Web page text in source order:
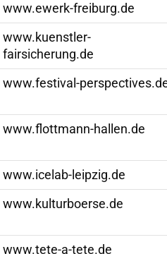
www.ewerk-freiburg.de
www.kuenstler-
fairsicherung.de
www.festival-
www.flottmann-hallen.de
www.icelab-leipzig.de
www.kulturboerse.de
www.tete-a-tete.de